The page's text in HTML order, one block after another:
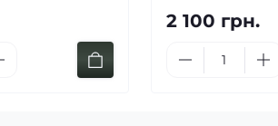
2 100 грн.